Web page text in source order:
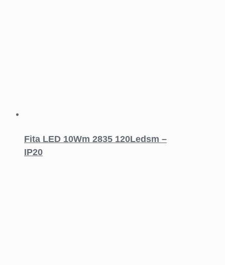
Fita LED 10Wm 2835 120Ledsm –
IP20